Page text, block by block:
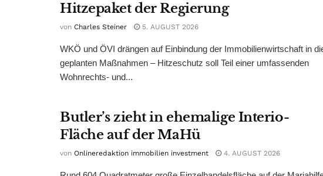
Hitzepaket der Regierung
von Charles Steiner 5. AUGUST 2026
WKÖ und ÖVI drängen auf Einbindung der Immobilienwirtschaft in
geplanten Maßnahmen – Hitzeschutz soll Teil einer umfassenden
Wohnrechts- und...
Butler’s zieht in ehemalige Interio-
Fläche auf der MaHü
von Onlineredaktion immobilien investment 4. AUGUST 2026